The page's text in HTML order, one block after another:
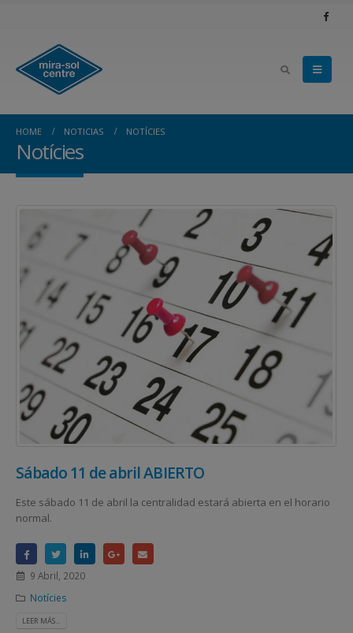
HOME NOTICIAS NOTÍCIES
Notícies
Sábado 11 de abril ABIERTO
Este sábado 11 de abril la centralidad estará abierta en el horario
normal.
9 Abril, 2020
Notícies
LEER MÁS...